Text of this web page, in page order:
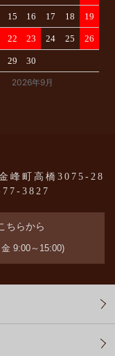
2026年9月
15 16 17 18 19
22 23 24 25 26
29 30
峰町高橋3075-28
3827
ちらから
9:00～15:00)